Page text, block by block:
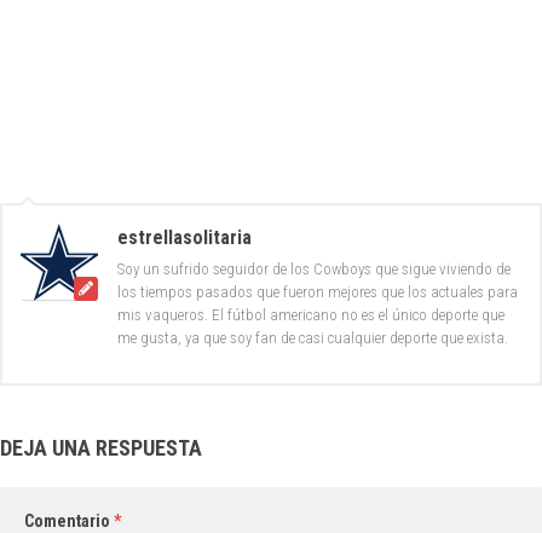
estrellasolitaria
Soy un sufrido seguidor de los Cowboys que sigue viviendo de
los tiempos pasados que fueron mejores que los actuales para
mis vaqueros. El fútbol americano no es el único deporte que
me gusta, ya que soy fan de casi cualquier deporte que exista.
DEJA UNA RESPUESTA
Comentario *